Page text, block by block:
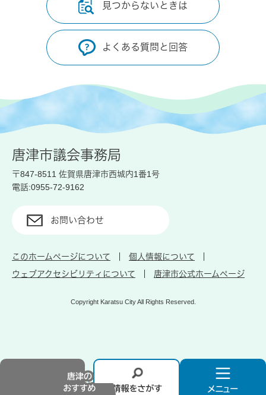
情
見つからないときは
よくある質問と回答
唐津市議会事務局
〒847-8511 佐賀県唐津市西城内1番1号
電話:0955-72-9162
お問い合わせ
このホームページについて
個人情報について
ウェブアクセシビリティについて
唐津市公式ホームページ
Copyright Karatsu City All Rights Reserved.